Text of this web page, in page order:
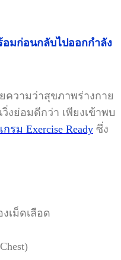
อมก่อนกลับไปออกกำลัง
วามว่าสุขภาพร่างกาย
ย่อมดีกว่า เพียงเข้าพบ
รม Exercise Ready ซึ่ง
เม็ดเลือด